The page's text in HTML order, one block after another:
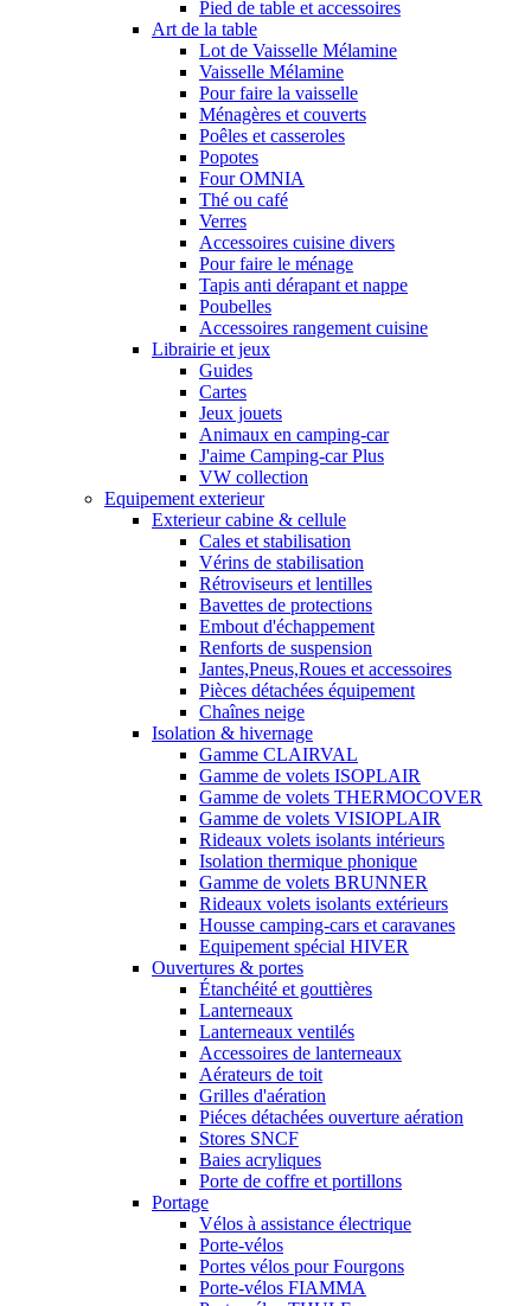
Pied de table et accessoires
Art de la table
Lot de Vaisselle Mélamine
Vaisselle Mélamine
Pour faire la vaisselle
Ménagères et couverts
Poêles et casseroles
Popotes
Four OMNIA
Thé ou café
Verres
Accessoires cuisine divers
Pour faire le ménage
Tapis anti dérapant et nappe
Poubelles
Accessoires rangement cuisine
Librairie et jeux
Guides
Cartes
Jeux jouets
Animaux en camping-car
J'aime Camping-car Plus
VW collection
Equipement exterieur
Exterieur cabine & cellule
Cales et stabilisation
Vérins de stabilisation
Rétroviseurs et lentilles
Bavettes de protections
Embout d'échappement
Renforts de suspension
Jantes,Pneus,Roues et accessoires
Pièces détachées équipement
Chaînes neige
Isolation & hivernage
Gamme CLAIRVAL
Gamme de volets ISOPLAIR
Gamme de volets THERMOCOVER
Gamme de volets VISIOPLAIR
Rideaux volets isolants intérieurs
Isolation thermique phonique
Gamme de volets BRUNNER
Rideaux volets isolants extérieurs
Housse camping-cars et caravanes
Equipement spécial HIVER
Ouvertures & portes
Étanchéité et gouttières
Lanterneaux
Lanterneaux ventilés
Accessoires de lanterneaux
Aérateurs de toit
Grilles d'aération
Piéces détachées ouverture aération
Stores SNCF
Baies acryliques
Porte de coffre et portillons
Portage
Vélos à assistance électrique
Porte-vélos
Portes vélos pour Fourgons
Porte-vélos FIAMMA